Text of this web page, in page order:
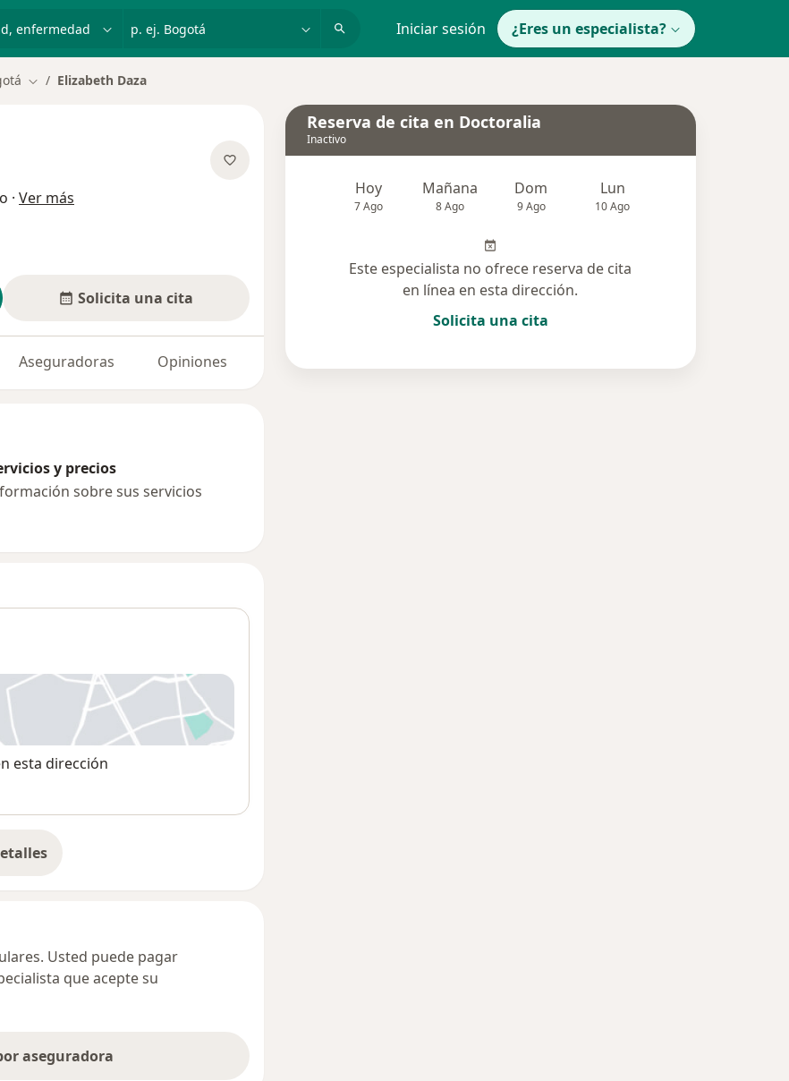
p. ej. Bogotá Iniciar sesión ¿Eres un especialista?
Cambiar de ciudad
Elizabeth Daza
· Ver más
Solicita una cita
Aseguradoras Opiniones
y precios
sobre sus servicios
en una nueva pestaña
esta dirección
la dirección
Usted puede pagar
que acepte su
aseguradora
Reserva de cita en Doctoralia
Inactivo
Hoy
7 Ago
Mañana
8 Ago
Dom
9 Ago
Lun
10 Ago
Este especialista no ofrece reserva de cita
en línea en esta dirección.
Solicita una cita